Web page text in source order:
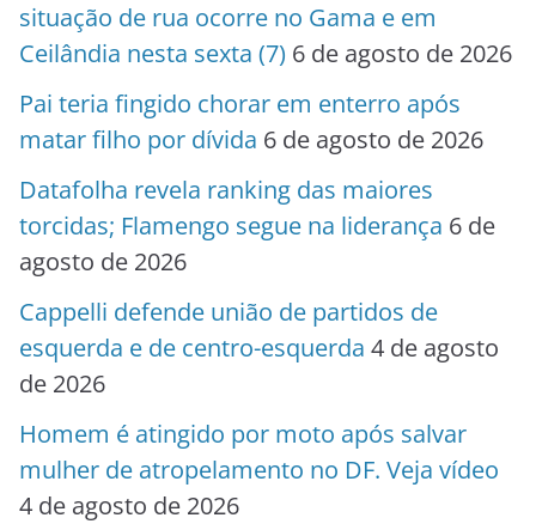
situação de rua ocorre no Gama e em
Ceilândia nesta sexta (7) 6 de agosto de 2026
Pai teria fingido chorar em enterro após
matar filho por dívida 6 de agosto de 2026
Datafolha revela ranking das maiores
torcidas; Flamengo segue na liderança 6 de
agosto de 2026
Cappelli defende união de partidos de
esquerda e de centro-esquerda 4 de agosto
de 2026
Homem é atingido por moto após salvar
mulher de atropelamento no DF. Veja vídeo
4 de agosto de 2026